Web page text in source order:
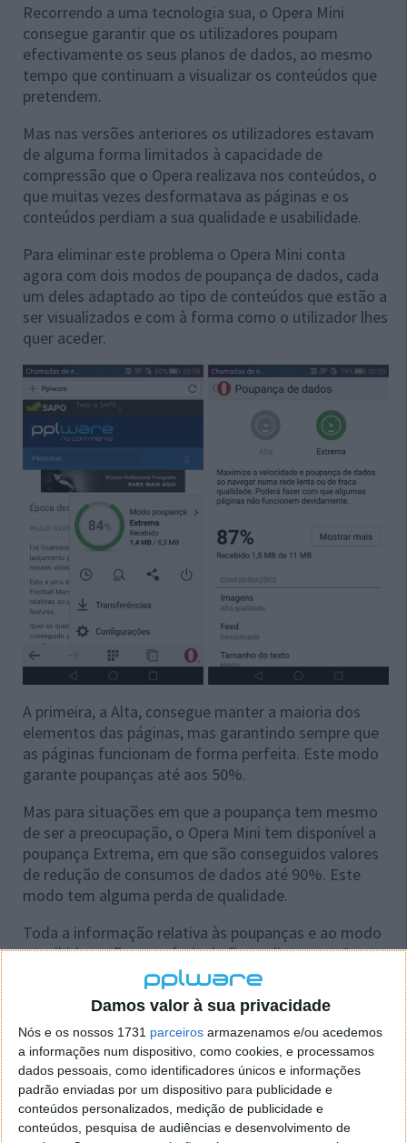
Damos valor à sua privacidade
Nós e os nossos 1731 parceiros armazenamos e/ou acedemos
a informações num dispositivo, como cookies, e processamos
dados pessoais, como identificadores únicos e informações
padrão enviadas por um dispositivo para publicidade e
conteúdos personalizados, medição de publicidade e
conteúdos, pesquisa de audiências e desenvolvimento de
Recorrendo a uma tecnologia sua, o Opera Mini
consegue garantir que os utilizadores poupam
efectivamente os seus planos de dados, ao mesmo
tempo que continuam a visualizar os conteúdos que
pretendem.
Mas nas versões anteriores os utilizadores estavam
de alguma forma limitados à capacidade de
compressão que o Opera realizava nos conteúdos, o
que muitas vezes desformatava as páginas e os
conteúdos perdiam a sua qualidade e usabilidade.
Para eliminar este problema o Opera Mini conta
agora com dois modos de poupança de dados, cada
um deles adaptado ao tipo de conteúdos que estão a
ser visualizados e com à forma como o utilizador lhes
quer aceder.
A primeira, a Alta, consegue manter a maioria dos
elementos das páginas, mas garantindo sempre que
as páginas funcionam de forma perfeita. Este modo
garante poupanças até aos 50%.
Mas para situações em que a poupança tem mesmo
de ser a preocupação, o Opera Mini tem disponível a
poupança Extrema, em que são conseguidos valores
de redução de consumos de dados até 90%. Este
modo tem alguma perda de qualidade.
Toda a informação relativa às poupanças e ao modo
escolhido estão acessíveis de firma directa no Opera
Mini, para ajudar os utilizadores a controlar os seus
smartphones e os planos de dados.
Claro que para além desta novidade existem outras,
relacionadas com a velocidade de renderização dos
conteúdos e uma melhoria geral na interface de
gravação de ficheiros. Na versão anterior tinham
chegado alterações significativas no gestor de
separadores, a chegada do modo de navegação